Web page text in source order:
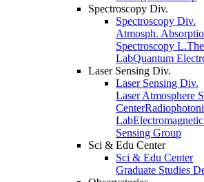
Spectroscopy Div.
Spectroscopy Div.
Atmosph.
Spectroscopy L.
LabQuantum
Laser Sensing Div.
Laser Sensing Div.
Laser Atmosphere
Center
Lab
Sensing Group
Sci & Edu Center
Sci & Edu Center
Graduate Studies